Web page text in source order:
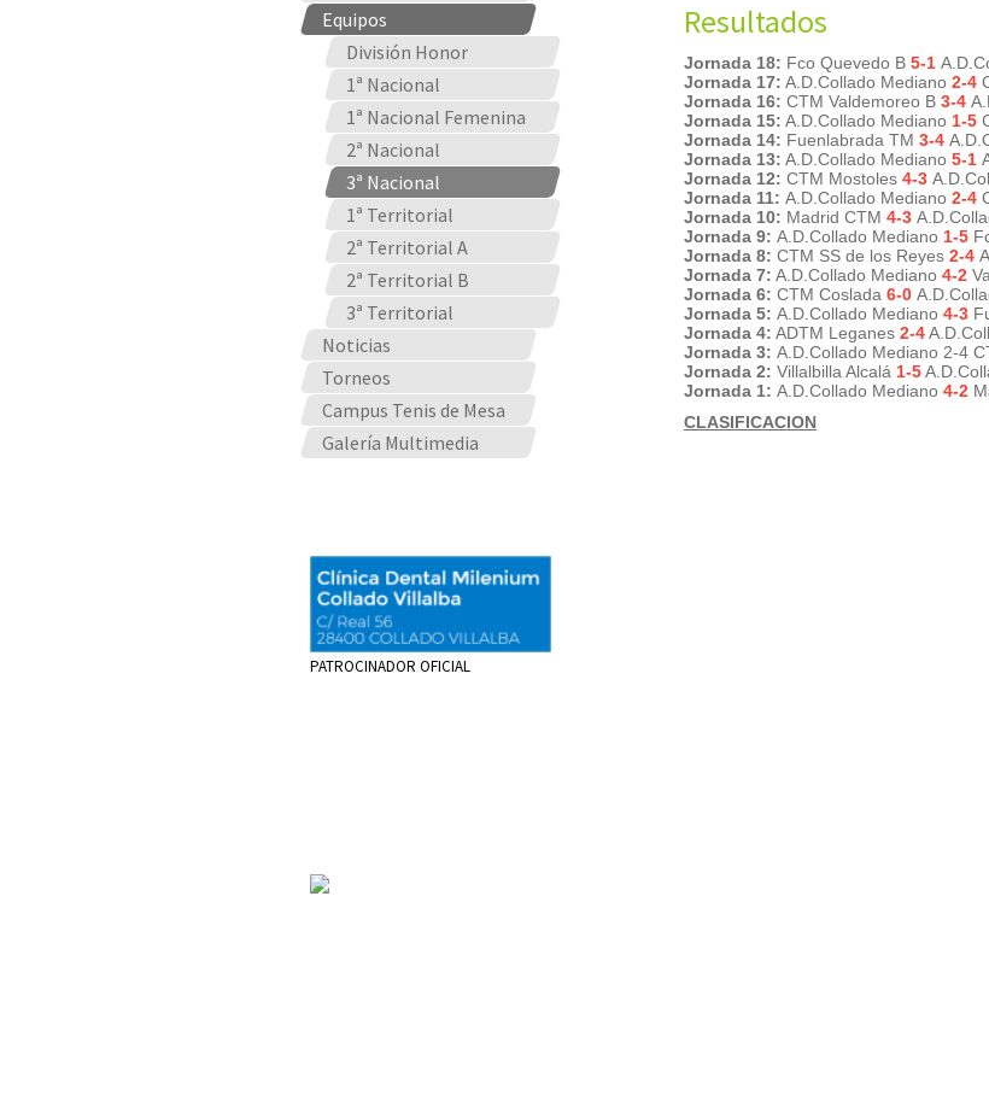
Equipos
División Honor
1ª Nacional
1ª Nacional Femenina
2ª Nacional
3ª Nacional
1ª Territorial
2ª Territorial A
2ª Territorial B
3ª Territorial
Noticias
Torneos
Campus Tenis de Mesa
Galería Multimedia
PATROCINADOR OFICIAL
Resultados
Jornada 18: Fco Quevedo B 5-1
Jornada 17: A.D.Collado Mediano 2-4
Jornada 16: CTM Valdemoreo B 3-4
Jornada 15: A.D.Collado Mediano 1-5
Jornada 14: Fuenlabrada TM 3-4
Jornada 13: A.D.Collado Mediano 5-1
Jornada 12: CTM Mostoles 4-3
Jornada 11: A.D.Collado Mediano 2-4
Jornada 10: Madrid CTM 4-3
Jornada 9: A.D.Collado Mediano 1-5
Jornada 8: CTM SS de los Reyes 2-4
Jornada 7: A.D.Collado Mediano 4-2
Jornada 6: CTM Coslada 6-0
Jornada 5: A.D.Collado Mediano 4-3
Jornada 4: ADTM Leganes 2-4
Jornada 3: A.D.Collado Mediano 2-4
Jornada 2: Villalbilla Alcalá 1-5
Jornada 1: A.D.Collado Mediano 4-2
CLASIFICACION